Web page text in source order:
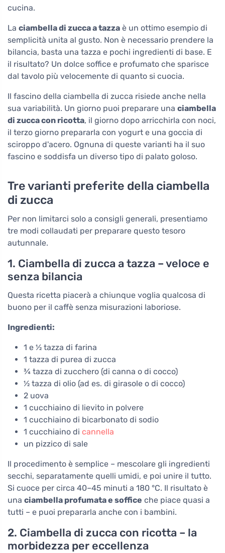
cucina.
La ciambella di zucca a tazza è un ottimo esempio di
semplicità unita al gusto. Non è necessario prendere la
bilancia, basta una tazza e pochi ingredienti di base. E
il risultato? Un dolce soffice e profumato che sparisce
dal tavolo più velocemente di quanto si cuocia.
Il fascino della ciambella di zucca risiede anche nella
sua variabilità. Un giorno puoi preparare una ciambella
di zucca con ricotta, il giorno dopo arricchirla con noci,
il terzo giorno prepararla con yogurt e una goccia di
sciroppo d'acero. Ognuna di queste varianti ha il suo
fascino e soddisfa un diverso tipo di palato goloso.
Tre varianti preferite della ciambella
di zucca
Per non limitarci solo a consigli generali, presentiamo
tre modi collaudati per preparare questo tesoro
autunnale.
1. Ciambella di zucca a tazza – veloce e
senza bilancia
Questa ricetta piacerà a chiunque voglia qualcosa di
buono per il caffè senza misurazioni laboriose.
Ingredienti:
1 e ½ tazza di farina
1 tazza di purea di zucca
¾ tazza di zucchero (di canna o di cocco)
½ tazza di olio (ad es. di girasole o di cocco)
2 uova
1 cucchiaino di lievito in polvere
1 cucchiaino di bicarbonato di sodio
1 cucchiaino di cannella
un pizzico di sale
Il procedimento è semplice – mescolare gli ingredienti
secchi, separatamente quelli umidi, e poi unire il tutto.
Si cuoce per circa 40–45 minuti a 180 °C. Il risultato è
una ciambella profumata e soffice che piace quasi a
tutti – e puoi prepararla anche con i bambini.
2. Ciambella di zucca con ricotta – la
morbidezza per eccellenza